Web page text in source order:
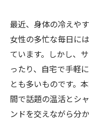
最近、身体の冷えや
女性の多忙な毎日に
ています。しかし、
ったり、自宅で手軽
とも多いものです。
間で話題の温活とシ
ンドを交えながら分